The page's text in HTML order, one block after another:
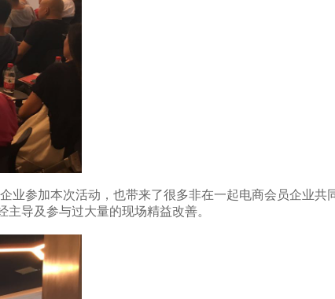
业参加本次活动，也带来了很多非在一起电商会员企业
导及参与过大量的现场精益改善。